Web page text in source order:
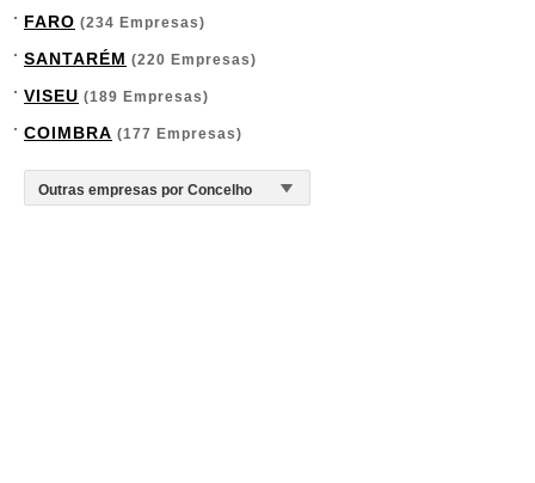
FARO (234 Empresas)
SANTARÉM (220 Empresas)
VISEU (189 Empresas)
COIMBRA (177 Empresas)